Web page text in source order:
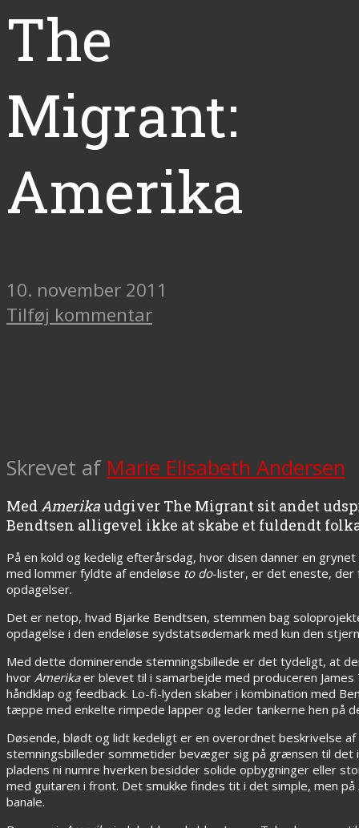
The
Migrant:
Amerika
10. november 2011
Tilføj kommentar
Skrevet af Marie Elisabeth Andersen
MedAmerika udgiver The Migrant sit andet
Bendtsen alligevel ikke at skabe et fuldendt
På en kold og kedelig efterårsdag, hvor disen danner en
med lommer fyldte af endeløse to do-lister, er det eneste, der
opdagelser.
Det er netop, hvad Bjarke Bendtsen, stemmen bag
opdagelse i den endeløse sydstatsødemark med kun den
Med dette dominerende stemningsbillede er det tydeligt, at
hvor Amerikaer blevet til i samarbejde med produceren
håndklap og feedback. Lo-fi-lyden skaber i kombination med
tæppe med enkelte rimpede lapper og leder tankerne hen på
Døsende, blødt og lidt kedeligt er en overordnet beskrivelse
stemningsbilleder sommetider bevæger sig på grænsen til
pladens ni numre hverken besidder solide opbygninger eller
med guitaren i front. Det smukke findes tit i det simple, men på
banale.